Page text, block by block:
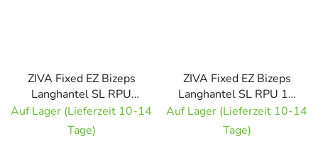
ZIVA Fixed EZ Bizeps
Langhantel SL RPU
12,5 kg
Auf Lager (Lieferzeit 10-14
Tage)
ZIVA Fixed EZ Bizeps
Langhantel SL RPU 15
kg
Auf Lager (Lieferzeit 10-14
Tage)